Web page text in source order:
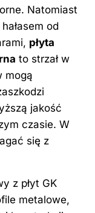
Natomiast
od
płyta
to strzał w
mogą
jakość
czasie. W
się z
z płyt GK
metalowe,